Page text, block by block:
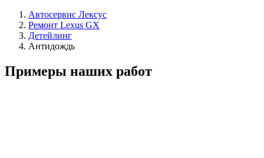
Автосервис Лексус
Ремонт Lexus GX
Детейлинг
Антидождь
Примеры наших работ